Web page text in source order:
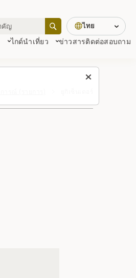
ไกด์นำเที่ยว ข่าวสารติดต่อสอบถาม
ไทย